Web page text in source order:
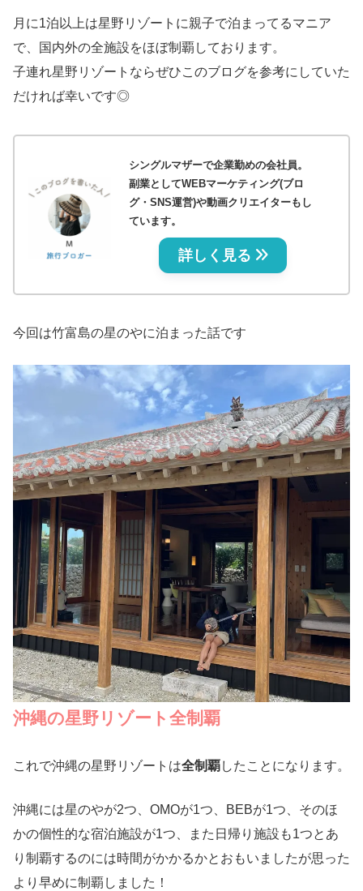
月に1泊以上は星野リゾートに親子で泊まってるマニア
で、国内外の全施設をほぼ制覇しております。
子連れ星野リゾートならぜひこのブログを参考にしていた
だければ幸いです◎
シングルマザーで企業勤めの会社員。
副業としてWEBマーケティング(ブロ
グ・SNS運営)や動画クリエイターもし
ています。
詳しく見る
今回は竹富島の星のやに泊まった話です
沖縄の星野リゾート全制覇
これで沖縄の星野リゾートは全制覇したことになります。
沖縄には星のやが2つ、OMOが1つ、BEBが1つ、そのほ
かの個性的な宿泊施設が1つ、また日帰り施設も1つとあ
り制覇するのには時間がかかるかとおもいましたが思った
より早めに制覇しました！